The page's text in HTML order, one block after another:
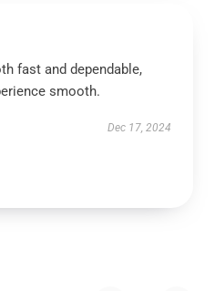
fast and dependable,
smooth.
Dec 17, 2024